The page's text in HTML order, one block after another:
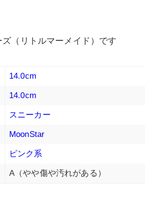
（リトルマーメイド）です
14.0cm
14.0cm
スニーカー
MoonStar
ピンク系
A（やや傷や汚れがある）